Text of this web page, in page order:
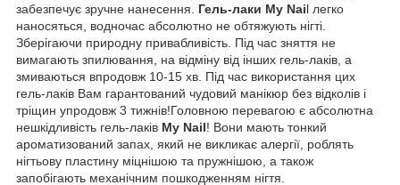
забезпечує зручне нанесення. Гель-лаки My Nail легко
наносяться, водночас абсолютно не обтяжують нігті.
Зберігаючи природну привабливість. Під час зняття не
вимагають зпилювання, на відміну від інших гель-лаків, а
змиваються впродовж 10-15 хв. Під час використання цих
гель-лаків Вам гарантований чудовий манікюр без відколів і
тріщин упродовж 3 тижнів!Головною перевагою є абсолютна
нешкідливість гель-лаків My Nail! Вони мають тонкий
ароматизований запах, який не викликає алергії, роблять
нігтьову пластину міцнішою та пружнішою, а також
запобігають механічним пошкодженням нігтя.